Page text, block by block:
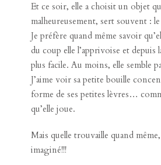
Et ce soir, elle a choisit un objet
malheureusement, sert souvent :
Je préfère quand même savoir
du coup elle l’apprivoise et depuis
plus facile. Au moins, elle semble
J’aime voir sa petite bouille
forme de ses petites lèvres…
qu’elle joue.
Mais quelle trouvaille quand même,
imaginé!!!